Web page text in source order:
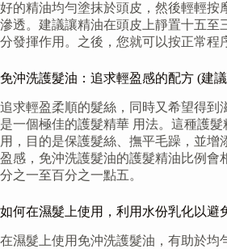
好的精油均勻塗抹於頭皮，然後輕輕按
滲透。建議讓精油在頭皮上靜置十五至
分發揮作用。之後，您就可以按正常程
免沖洗護髮油：追求輕盈感的配方 (建
追求輕盈柔順的髮絲，同時又希望得到
是一個極佳的護髮精華 用法。這種護
用，目的是保護髮絲、撫平毛躁，並增
盈感，免沖洗護髮油的護髮精油比例會
分之一至百分之一點五。
如何在濕髮上使用，利用水份乳化以避
在濕髮上使用免沖洗護髮油，有助於均